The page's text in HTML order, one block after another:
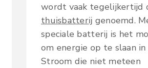
wordt vaak tegelijkertijd
thuisbatterij genoemd.
speciale batterij is het
om energie op te slaan in
Stroom die niet meteen